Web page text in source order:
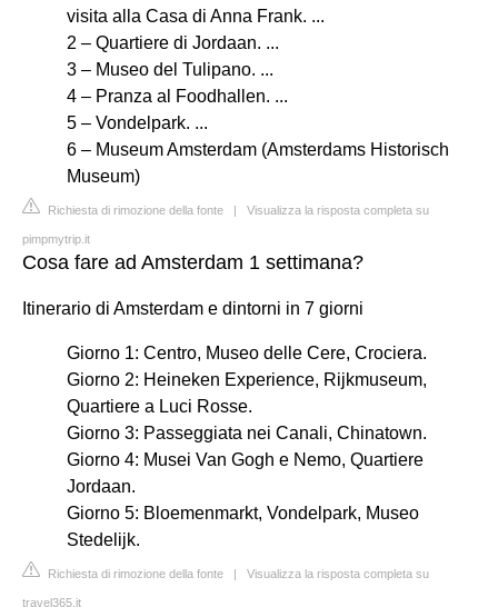
visita alla Casa di Anna Frank. ...
2 – Quartiere di Jordaan. ...
3 – Museo del Tulipano. ...
4 – Pranza al Foodhallen. ...
5 – Vondelpark. ...
6 – Museum Amsterdam (Amsterdams Historisch
Museum)
Richiesta di rimozione della fonte | Visualizza la risposta completa su
pimpmytrip.it
Cosa fare ad Amsterdam 1 settimana?
Itinerario di Amsterdam e dintorni in 7 giorni
Giorno 1: Centro, Museo delle Cere, Crociera.
Giorno 2: Heineken Experience, Rijkmuseum,
Quartiere a Luci Rosse.
Giorno 3: Passeggiata nei Canali, Chinatown.
Giorno 4: Musei Van Gogh e Nemo, Quartiere
Jordaan.
Giorno 5: Bloemenmarkt, Vondelpark, Museo
Stedelijk.
Richiesta di rimozione della fonte | Visualizza la risposta completa su
travel365.it